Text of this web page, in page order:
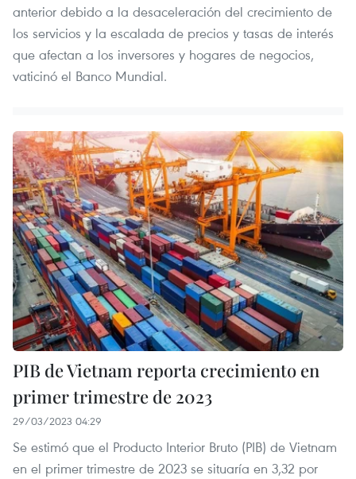
anterior debido a la desaceleración del crecimiento de
los servicios y la escalada de precios y tasas de interés
que afectan a los inversores y hogares de negocios,
vaticinó el Banco Mundial.
PIB de Vietnam reporta crecimiento en
primer trimestre de 2023
29/03/2023 04:29
Se estimó que el Producto Interior Bruto (PIB) de Vietnam
en el primer trimestre de 2023 se situaría en 3,32 por